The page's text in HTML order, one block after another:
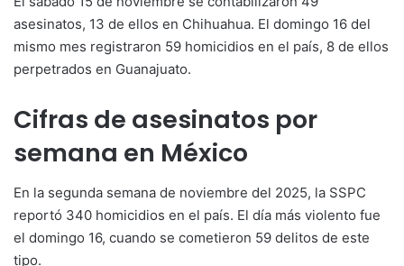
asesinatos, 13 de ellos en Chihuahua. El domingo 16 del
mismo mes registraron 59 homicidios en el país, 8 de ellos
perpetrados en Guanajuato.
Cifras de asesinatos por
semana en México
En la segunda semana de noviembre del 2025, la SSPC
reportó 340 homicidios en el país. El día más violento fue
el domingo 16, cuando se cometieron 59 delitos de este
tipo.